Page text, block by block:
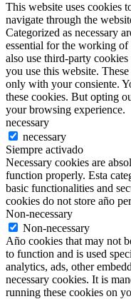
This website uses cookies
navigate through the
Categorized as necessary
essential for the working
also use third-party
you use this website.
only with your consiente.
these cookies. But opting
your browsing experience.
necessary
necessary
Siempre activado
Necessary cookies are
function properly. Esta
basic functionalities and
cookies do not store año
Non-necessary
Non-necessary
Año cookies that may not
to function and is used
analytics, ads, other
necessary cookies. It is
running these cookies on